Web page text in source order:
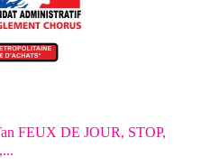
FEUX DE JOUR, STOP,